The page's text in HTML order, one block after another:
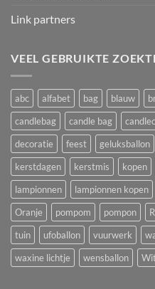
Link partners
VEEL GEBRUIKTE
abc alfabet bag blauw
candlebag
candle bag
decoratie
feest geluksballon
kerstdagen
kerstmis kopen
lampionnen
lampionnen kopen
Oranje
pompom pompon
tuin
ufoballon vuurwerk
waxine lichtje
wensballon